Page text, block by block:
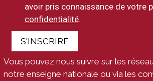
avoir pris connaissance de votre
confidentialité.
S'INSCRIRE
Vous pouvez nous suivre sur les
notre enseigne nationale ou via les